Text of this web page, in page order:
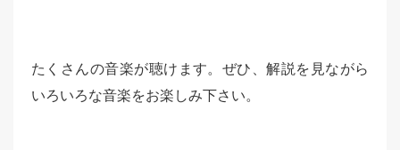
たくさんの音楽が聴けます。ぜひ、解説を見ながら
いろいろな音楽をお楽しみ下さい。